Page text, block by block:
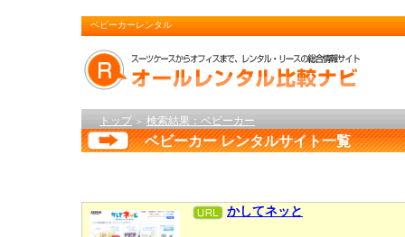
ベビーカーレンタル
トップ ＞ 検索結果：ベビーカー
ベビーカー レンタルサイト一覧
かしてネッと